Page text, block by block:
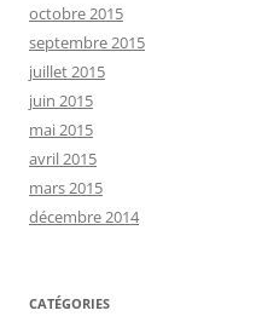
octobre 2015
septembre 2015
juillet 2015
juin 2015
mai 2015
avril 2015
mars 2015
décembre 2014
CATÉGORIES